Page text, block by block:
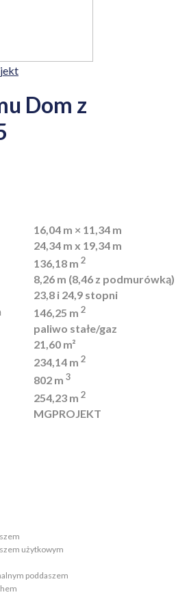
Dom z
16,04 m × 11,34 m
24,34 m x 19,34 m
136,18 m 2
8,26 m (8,46 z podmurówką)
23,8 i 24,9 stopni
146,25 m 2
paliwo stałe/gaz
21,60 m²
234,14 m 2
802 m 3
254,23 m 2
MGPROJEKT
użytkowym
poddaszem